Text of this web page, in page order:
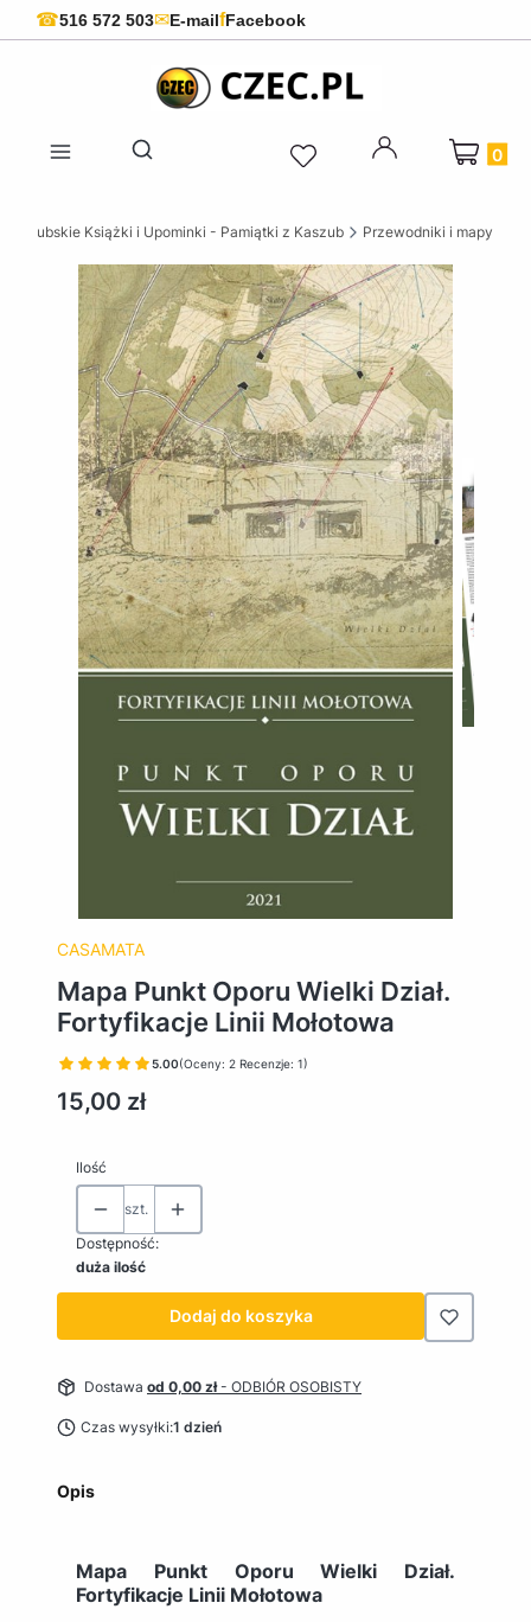
☎516 572 503✉E-mailfFacebook
Otwórz wyszukiwarkę
Produkty
Kaszubskie Książki i Upominki - Pamiątki z Kaszub Przewodniki i mapy
CASAMATA
Mapa Punkt Oporu Wielki Dział.
Fortyfikacje Linii Mołotowa
5.00(Oceny: 2 Recenzje: 1)
Cena
15,00 zł
Ilość
szt.
Dostępność:
duża ilość
Dodaj do koszyka
Dostawa od 0,00 zł- ODBIÓR OSOBISTY
Czas wysyłki:1 dzień
Opis
Mapa Punkt Oporu Wielki Dział.
Fortyfikacje Linii Mołotowa